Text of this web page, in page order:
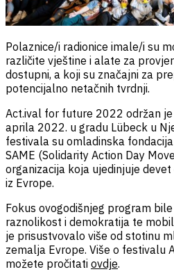
Polaznice/i radionice imale/i su
različite vještine i alate za
dostupni, a koji su značajni za
potencijalno netačnih tvrdnji.
Act.ival for future 2022 održan
aprila 2022. u gradu Lübeck u
festivala su omladinska
SAME (Solidarity Action Day
organizacija koja ujedinjuje
iz Evrope.
Fokus ovogodišnjeg program
raznolikost i demokratija te
je prisustvovalo više od stotinu
zemalja Evrope. Više o festivalu
možete pročitati ovdje.